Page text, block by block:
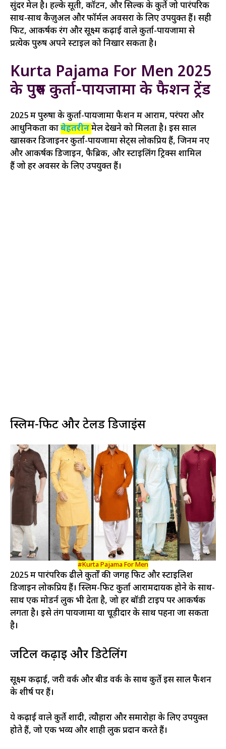
सुंदर मेल है। हल्के सूती, कॉटन, और सिल्क के कुर्ते जो पारंपरिक
साथ-साथ कैज़ुअल और फॉर्मल अवसरों के लिए उपयुक्त हैं। सही
फिट, आकर्षक रंग और सूक्ष्म कढ़ाई वाले कुर्ता-पायजामा से
प्रत्येक पुरुष अपने स्टाइल को निखार सकता है।
Kurta Pajama For Men 2025
के पुरुष कुर्ता-पायजामा के फैशन ट्रेंड
2025 में पुरुषों के कुर्ता-पायजामा फैशन में आराम, परंपरा और
आधुनिकता काबेहतरीनमेल देखने को मिलता है। इस साल
खासकर डिजाइनर कुर्ता-पायजामा सेट्स लोकप्रिय हैं, जिनमें नए
और आकर्षक डिजाइन, फैब्रिक, और स्टाइलिंग ट्रिक्स शामिल
हैं जो हर अवसर के लिए उपयुक्त हैं।
स्लिम-फिट और टेलर्ड डिजाइंस
#Kurta Pajama For Men
2025 में पारंपरिक ढीले कुर्तों की जगह फिट और स्टाइलिश
डिजाइन लोकप्रिय हैं। स्लिम-फिट कुर्ता आरामदायक होने के साथ-
साथ एक मोडर्न लुक भी देता है, जो हर बॉडी टाइप पर आकर्षक
लगता है। इसे तंग पायजामा या चूड़ीदार के साथ पहना जा सकता
है।
जटिल कढ़ाई और डिटेलिंग
सूक्ष्म कढ़ाई, जरी वर्क और बीड वर्क के साथ कुर्ते इस साल फैशन
के शीर्ष पर हैं।
ये कढ़ाई वाले कुर्ते शादी, त्यौहारों और समारोहों के लिए उपयुक्त
होते हैं, जो एक भव्य और शाही लुक प्रदान करते हैं।